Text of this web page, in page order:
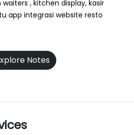
, kitchen display, kasir
app integrasi website resto
Notes